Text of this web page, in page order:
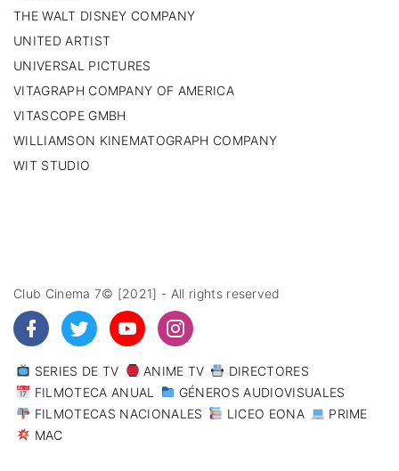
THE WALT DISNEY COMPANY
UNITED ARTIST
UNIVERSAL PICTURES
VITAGRAPH COMPANY OF AMERICA
VITASCOPE GMBH
WILLIAMSON KINEMATOGRAPH COMPANY
WIT STUDIO
Club Cinema 7© [2021] - All rights reserved
SERIES DE TV ANIME TV
DIRECTORES
FILMOTECA ANUAL
GÉNEROS AUDIOVISUALES
FILMOTECAS NACIONALES
LICEO EONA
PRIME
MAC